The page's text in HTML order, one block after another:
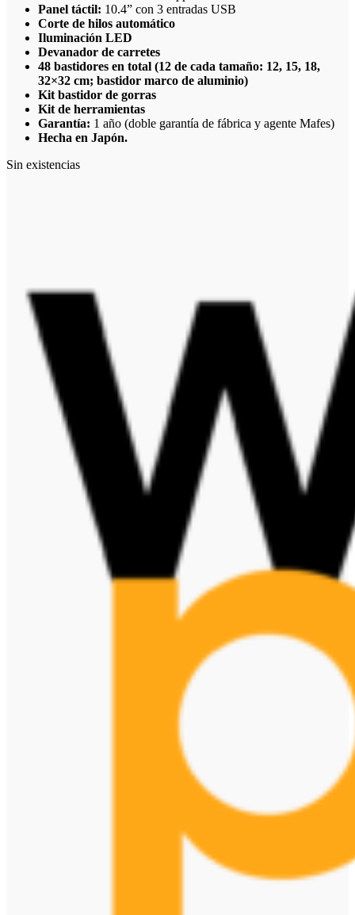
Panel táctil: 10.4” con 3 entradas USB
Corte de hilos automático
Iluminación LED
Devanador de carretes
48 bastidores en total (12 de cada tamaño: 12, 15, 18,
32×32 cm; bastidor marco de aluminio)
Kit bastidor de gorras
Kit de herramientas
Garantía: 1 año (doble garantía de fábrica y agente Mafes)
Hecha en Japón.
Sin existencias